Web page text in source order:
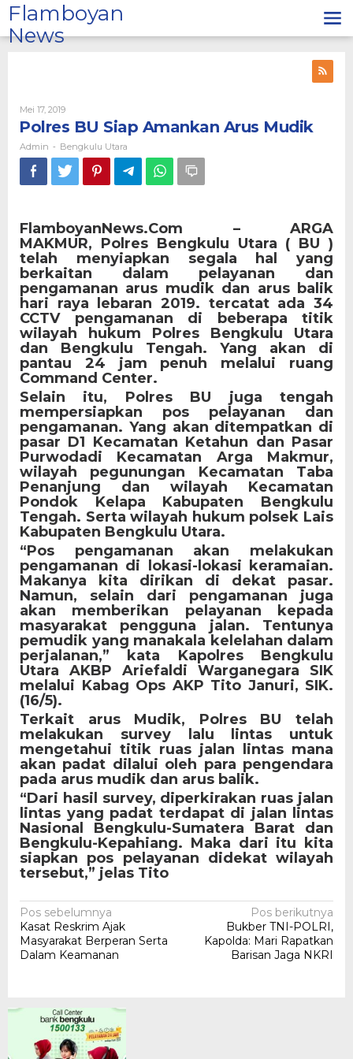
Lewati
ke
konten
Flamboyan
News
Mei 17, 2019Oleh
Admin
Polres BU Siap Amankan Arus Mudik
Admin - Bengkulu Utara
FlamboyanNews.Com – ARGA
MAKMUR, Polres Bengkulu Utara ( BU )
telah menyiapkan segala hal yang
berkaitan dalam pelayanan dan
pengamanan arus mudik dan arus balik
hari raya lebaran 2019. tercatat ada 34
CCTV pengamanan di beberapa titik
wilayah hukum Polres Bengkulu Utara
dan Bengkulu Tengah. Yang akan di
pantau 24 jam penuh melalui ruang
Command Center.
Selain itu, Polres BU juga tengah
mempersiapkan pos pelayanan dan
pengamanan. Yang akan ditempatkan di
pasar D1 Kecamatan Ketahun dan Pasar
Purwodadi Kecamatan Arga Makmur,
wilayah pegunungan Kecamatan Taba
Penanjung dan wilayah Kecamatan
Pondok Kelapa Kabupaten Bengkulu
Tengah. Serta wilayah hukum polsek Lais
Kabupaten Bengkulu Utara.
“Pos pengamanan akan melakukan
pengamanan di lokasi-lokasi keramaian.
Makanya kita dirikan di dekat pasar.
Namun, selain dari pengamanan juga
akan memberikan pelayanan kepada
masyarakat pengguna jalan. Tentunya
pemudik yang manakala kelelahan dalam
perjalanan,” kata Kapolres Bengkulu
Utara AKBP Ariefaldi Warganegara SIK
melalui Kabag Ops AKP Tito Januri, SIK.
(16/5).
Terkait arus Mudik, Polres BU telah
melakukan survey lalu lintas untuk
mengetahui titik ruas jalan lintas mana
akan padat dilalui oleh para pengendara
pada arus mudik dan arus balik.
“Dari hasil survey, diperkirakan ruas jalan
lintas yang padat terdapat di jalan lintas
Nasional Bengkulu-Sumatera Barat dan
Bengkulu-Kepahiang. Maka dari itu kita
siapkan pos pelayanan didekat wilayah
tersebut,” jelas Tito
Navigasi
pos
Pos sebelumnya
Kasat Reskrim Ajak
Masyarakat Berperan Serta
Dalam Keamanan
Pos berikutnya
Bukber TNI-POLRI,
Kapolda: Mari Rapatkan
Barisan Jaga NKRI